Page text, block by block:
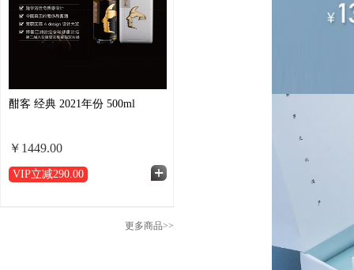
酣客 经典 2021年份 500ml
￥1449.00
VIP立减290.00
更多商品>>